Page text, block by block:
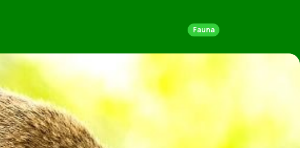
Fauna